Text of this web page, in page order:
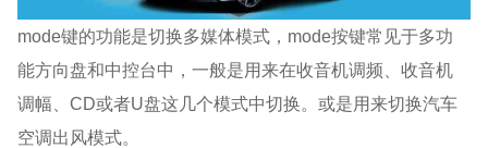
mode键的功能是切换多媒体模式，mode按键常见于多功
能方向盘和中控台中，一般是用来在收音机调频、收音机
调幅、CD或者U盘这几个模式中切换。或是用来切换汽车
空调出风模式。